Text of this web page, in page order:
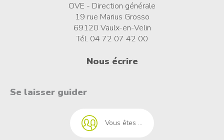
OVE - Direction générale
19 rue Marius Grosso
69120 Vaulx-en-Velin
Tél. 04 72 07 42 00
Nous écrire
Se laisser guider
Vous êtes ...